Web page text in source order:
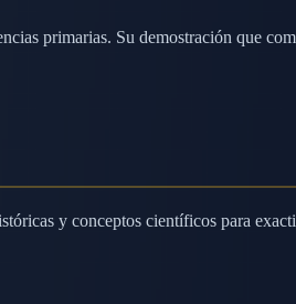
primarias. Su demostración que
y conceptos científicos para